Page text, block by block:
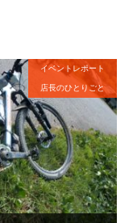
イベントレポート
店長のひとりごと